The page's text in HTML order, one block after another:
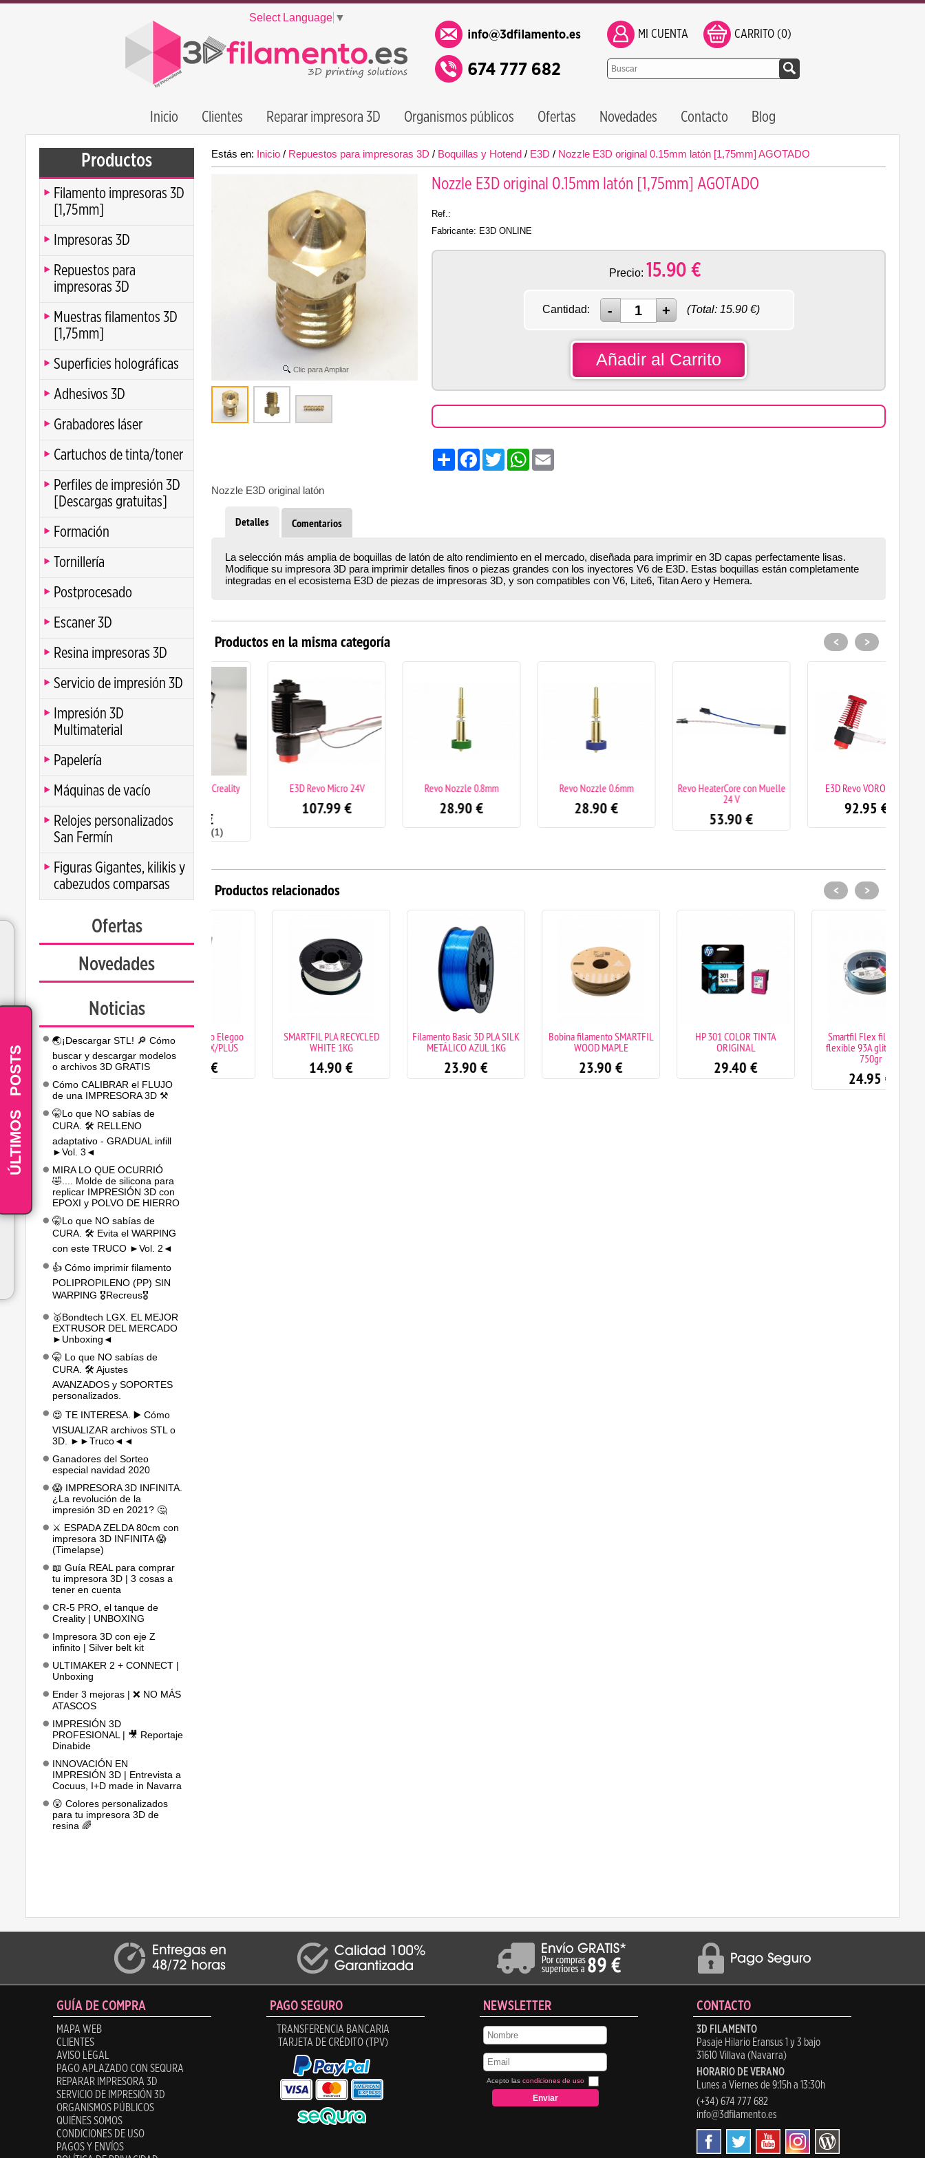
Select Language ▼
MI CUENTA CARRITO (0)
Inicio Clientes Reparar impresora 3D Organismos públicos Ofertas Novedades Contacto Blog
Productos
Filamento impresoras 3D
[1,75mm]
Impresoras 3D
Repuestos para
impresoras 3D
Muestras filamentos 3D
[1,75mm]
Superficies holográficas
Adhesivos 3D
Grabadores láser
Cartuchos de tinta/toner
Perfiles de impresión 3D
[Descargas gratuitas]
Formación
Tornillería
Postprocesado
Escaner 3D
Resina impresoras 3D
Servicio de impresión 3D
Impresión 3D
Multimaterial
Papelería
Máquinas de vacío
Relojes personalizados
San Fermín
Figuras Gigantes, kilikis y
cabezudos comparsas
Ofertas
Novedades
Noticias
🌏¡Descargar STL! 🔎 Cómo
buscar y descargar modelos
o archivos 3D GRATIS
Cómo CALIBRAR el FLUJO
de una IMPRESORA 3D ⚒️
🤫Lo que NO sabías de
CURA. 🛠️ RELLENO
adaptativo - GRADUAL infill
►Vol. 3◄
MIRA LO QUE OCURRIÓ
🤣.... Molde de silicona para
replicar IMPRESIÓN 3D con
EPOXI y POLVO DE HIERRO
🤫Lo que NO sabías de
CURA. 🛠️ Evita el WARPING
con este TRUCO ►Vol. 2◄
👍 Cómo imprimir filamento
POLIPROPILENO (PP) SIN
WARPING 🎖️Recreus🎖️
🥇Bondtech LGX. EL MEJOR
EXTRUSOR DEL MERCADO
►Unboxing◄
🤫 Lo que NO sabías de
CURA. 🛠️ Ajustes
AVANZADOS y SOPORTES
personalizados.
😍 TE INTERESA. ▶️ Cómo
VISUALIZAR archivos STL o
3D. ►►Truco◄◄
Ganadores del Sorteo
especial navidad 2020
😱 IMPRESORA 3D INFINITA.
¿La revolución de la
impresión 3D en 2021? 🤔
⚔️ ESPADA ZELDA 80cm con
impresora 3D INFINITA 😱
(Timelapse)
📖 Guía REAL para comprar
tu impresora 3D | 3 cosas a
tener en cuenta
CR-5 PRO, el tanque de
Creality | UNBOXING
Impresora 3D con eje Z
infinito | Silver belt kit
ULTIMAKER 2 + CONNECT |
Unboxing
Ender 3 mejoras | ❌ NO MÁS
ATASCOS
IMPRESIÓN 3D
PROFESIONAL | 🎥 Reportaje
Dinabide
INNOVACIÓN EN
IMPRESIÓN 3D | Entrevista a
Cocuus, I+D made in Navarra
😲 Colores personalizados
para tu impresora 3D de
resina 🌈
Estás en: Inicio / Repuestos para impresoras 3D / Boquillas y Hotend / E3D / Nozzle E3D original 0.15mm latón [1,75mm] AGOTADO
Clic para Ampliar
Nozzle E3D original 0.15mm latón [1,75mm] AGOTADO
Ref.:
Fabricante: E3D ONLINE
Precio: 15.90 €
Cantidad: (Total: 15.90€)
Añadir al Carrito
Share Facebook
TwitterWhatsApp
Nozzle E3D original latón
Detalles Comentarios
La selección más amplia de boquillas de latón de alto rendimiento en el mercado, diseñada para imprimir en 3D capas perfectamente lisas.
Modifique su impresora 3D para imprimir detalles finos o piezas grandes con los inyectores V6 de E3D. Estas boquillas están completamente
integradas en el ecosistema E3D de piezas de impresoras 3D, y son compatibles con V6, Lite6, Titan Aero y Hemera.
Productos en la misma categoría
E3D Revo CR para Creality
24V
99.99€
E3D Revo Micro 24V
€
Revo Nozzle 0.8mm Revo Nozzle 0.6mm
Revo HeaterCore con Muelle
E3D Revo VORON 24V
< >
Productos relacionados
Hotend completo Elegoo
Neptune 4 MAX/PLUS
19.90
SMARTFIL PLA RECYCLED
Filamento Basic 3D PLA SILK
METÁLICO AZUL 1KG
Bobina filamento SMARTFIL
WOOD MAPLE
HP 301 COLOR TINTA
Smartfil Flex filamento
flexible 93A glitter blue
< >
GUÍA DE COMPRA
MAPA WEB
CLIENTES
AVISO LEGAL
PAGO APLAZADO CON SEQURA
REPARAR IMPRESORA 3D
SERVICIO DE IMPRESIÓN 3D
ORGANISMOS PÚBLICOS
QUIÉNES SOMOS
CONDICIONES DE USO
PAGOS Y ENVÍOS
PAGO SEGURO
TRANSFERENCIA BANCARIA
TARJETA DE CRÉDITO (TPV)
NEWSLETTER
Acepto las condiciones de uso
CONTACTO
3D FILAMENTO
Pasaje Hilario Eransus 1 y 3 bajo
31610 Villava (Navarra)
HORARIO DE VERANO
Lunes a Viernes de 9:15h a 13:30h
(+34) 674 777 682
info@3dfilamento.es
ÚLTIMOS
POSTS